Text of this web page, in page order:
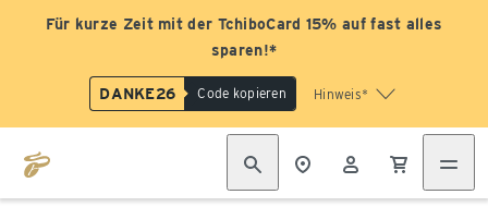
Für kurze Zeit mit der TchiboCard 15% auf fast alles
sparen!*
DANKE26 Code kopieren Hinweis*